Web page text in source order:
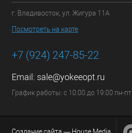
г. Владивосток, ул. Жигура 11А
Посмотреть на карте
+7 (924) 247-85-22
Email: sale@yokeeopt.ru
График работы: с 10:00 до 19:00 пн-пт